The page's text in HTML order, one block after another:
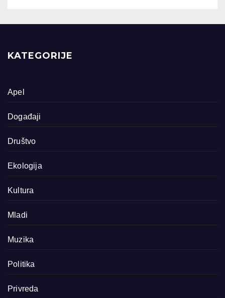
KATEGORIJE
Apel
Događaji
Društvo
Ekologija
Kultura
Mladi
Muzika
Politika
Privreda